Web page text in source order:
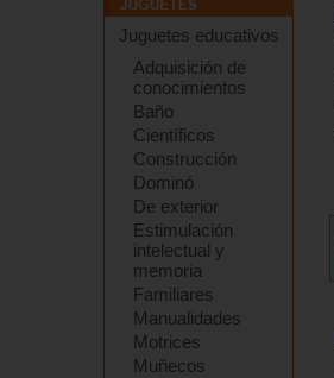
Juguetes educativos
Adquisición de
conocimientos
Baño
Científicos
Construcción
Dominó
De exterior
Estimulación
intelectual y
memoria
Familiares
Manualidades
Motrices
Muñecos